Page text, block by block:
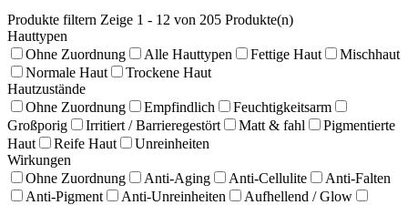
Produkte filtern Zeige 1 - 12 von 205 Produkte(n)
Hauttypen
Ohne Zuordnung
Alle Hauttypen Fettige Haut
Mischhaut
Normale Haut
Trockene Haut
Hautzustände
Ohne Zuordnung
Empfindlich
Feuchtigkeitsarm
Großporig
Irritiert / Barrieregestört Matt & fahl
Pigmentierte
Haut
Reife Haut
Unreinheiten
Wirkungen
Ohne Zuordnung
Anti-Aging Anti-Cellulite
Anti-Falten
Anti-Pigment
Anti-Unreinheiten
Aufhellend / Glow